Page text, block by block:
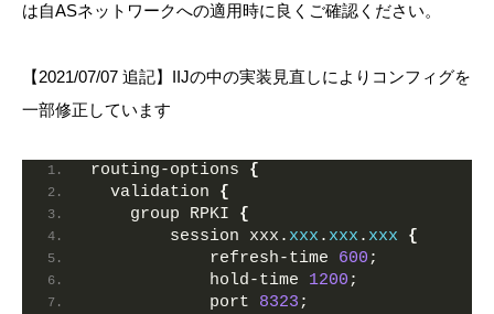
は自ASネットワークへの適用時に良くご確認ください。
【2021/07/07 追記】IIJの中の実装見直しによりコンフィグを
一部修正しています
routing-options {
  validation
{
    group RPKI
{
        session xxx.
xxx . xxx . xxx
{
            refresh-time
600 ;
            hold-time
1200 ;
            port
8323 ;